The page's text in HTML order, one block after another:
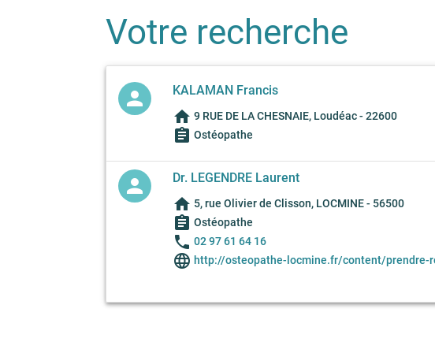
Votre recherche
person KALAMAN Francis
home 9 RUE DE LA CHESNAIE, Loudéac - 22600
assignment Ostéopathe
person Dr. LEGENDRE Laurent
home 5, rue Olivier de Clisson, LOCMINE - 56500
assignment Ostéopathe
phone 02 97 61 64 16
language http://osteopathe-locmine.fr/content/prendre-